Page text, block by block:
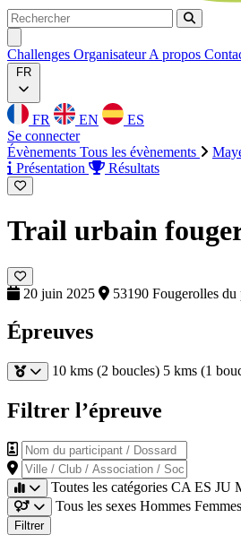
Rechercher
Rechercher
Challenges OrganisateurA propos
FR
FR EN
ES
Se connecter
Évènements Tous les évènements
Présentation
Résultats
Trail urbain
20 juin 2025 53190 Fougerolles du
Épreuves
10 kms (2 boucles) 5 kms (1
Filtrer l’épreuve
Nom du participant / Dossard
Ville / Club / Association / Société
Toutes les catégories CA ES JU
Tous les sexes Hommes Femmes
Filtrer